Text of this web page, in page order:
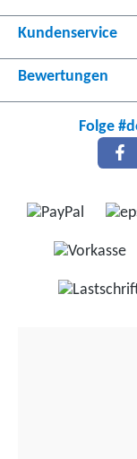
Kundenservice
Bewertungen
Folge